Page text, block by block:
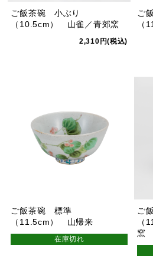
ご飯茶碗 小ぶり
（10.5cm） 山雀／青郊窯
2,310円(税込)
ご
（
ご飯茶碗 標準
（11.5cm） 山帰来
在庫切れ
ご
（
窯